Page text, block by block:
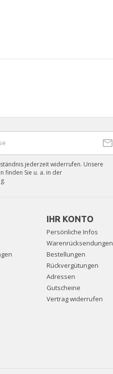
jederzeit widerrufen. Unsere
finden Sie u. a. in der
IHR KONTO
Persönliche Infos
Warenrücksendungen
Bestellungen
Rückvergütungen
Adressen
Gutscheine
Vertrag widerrufen